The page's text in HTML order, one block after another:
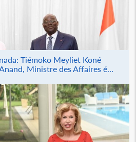
Tiémoko Meyliet Koné
Ministre des Affaires é...